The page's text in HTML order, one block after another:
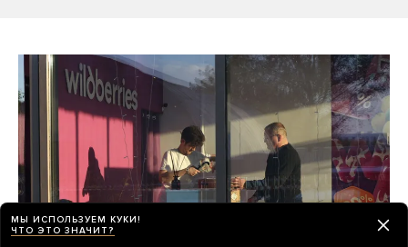
МЫ ИСПОЛЬЗУЕМ КУКИ!
ЧТО ЭТО ЗНАЧИТ?